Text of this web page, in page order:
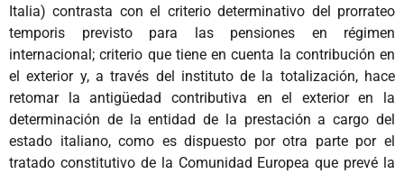
Italia) contrasta con el criterio determinativo del prorrateo
temporis previsto para las pensiones en régimen
internacional; criterio que tiene en cuenta la contribución en
el exterior y, a través del instituto de la totalización, hace
retomar la antigüedad contributiva en el exterior en la
determinación de la entidad de la prestación a cargo del
estado italiano, como es dispuesto por otra parte por el
tratado constitutivo de la Comunidad Europea que prevé la